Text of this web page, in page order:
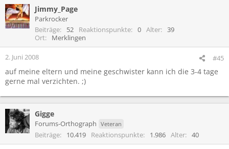
Jimmy_Page
Parkrocker
Beiträge
52 Reaktionspunkte 0 Alter
39
Ort
Merklingen
2. Juni 2008 #45
auf meine eltern und meine geschwister kann ich die 3-4 tage
gerne mal verzichten. ;)
Gigge
Forums-Orthograph Veteran
Beiträge 10.419 Reaktionspunkte 1.986 Alter 40